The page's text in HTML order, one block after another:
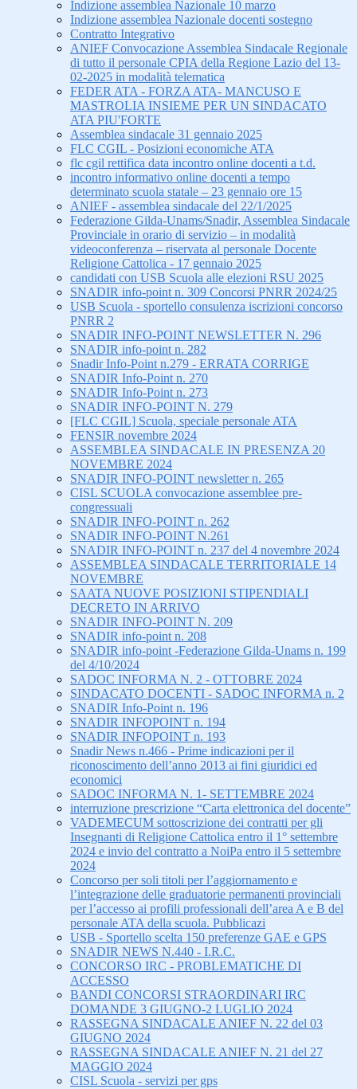
Indizione assemblea Nazionale 10 marzo
Indizione assemblea Nazionale docenti sostegno
Contratto Integrativo
ANIEF Convocazione Assemblea Sindacale Regionale
di tutto il personale CPIA della Regione Lazio del 13-
02-2025 in modalità telematica
FEDER ATA - FORZA ATA- MANCUSO E
MASTROLIA INSIEME PER UN SINDACATO
ATA PIU'FORTE
Assemblea sindacale 31 gennaio 2025
FLC CGIL - Posizioni economiche ATA
flc cgil rettifica data incontro online docenti a t.d.
incontro informativo online docenti a tempo
determinato scuola statale – 23 gennaio ore 15
ANIEF - assemblea sindacale del 22/1/2025
Federazione Gilda-Unams/Snadir, Assemblea Sindacale
Provinciale in orario di servizio – in modalità
videoconferenza – riservata al personale Docente
Religione Cattolica - 17 gennaio 2025
candidati con USB Scuola alle elezioni RSU 2025
SNADIR info-point n. 309 Concorsi PNRR 2024/25
USB Scuola - sportello consulenza iscrizioni concorso
PNRR 2
SNADIR INFO-POINT NEWSLETTER N. 296
SNADIR info-point n. 282
Snadir Info-Point n.279 - ERRATA CORRIGE
SNADIR Info-Point n. 270
SNADIR Info-Point n. 273
SNADIR INFO-POINT N. 279
[FLC CGIL] Scuola, speciale personale ATA
FENSIR novembre 2024
ASSEMBLEA SINDACALE IN PRESENZA 20
NOVEMBRE 2024
SNADIR INFO-POINT newsletter n. 265
CISL SCUOLA convocazione assemblee pre-
congressuali
SNADIR INFO-POINT n. 262
SNADIR INFO-POINT N.261
SNADIR INFO-POINT n. 237 del 4 novembre 2024
ASSEMBLEA SINDACALE TERRITORIALE 14
NOVEMBRE
SAATA NUOVE POSIZIONI STIPENDIALI
DECRETO IN ARRIVO
SNADIR INFO-POINT N. 209
SNADIR info-point n. 208
SNADIR info-point -Federazione Gilda-Unams n. 199
del 4/10/2024
SADOC INFORMA N. 2 - OTTOBRE 2024
SINDACATO DOCENTI - SADOC INFORMA n. 2
SNADIR Info-Point n. 196
SNADIR INFOPOINT n. 194
SNADIR INFOPOINT n. 193
Snadir News n.466 - Prime indicazioni per il
riconoscimento dell’anno 2013 ai fini giuridici ed
economici
SADOC INFORMA N. 1- SETTEMBRE 2024
interruzione prescrizione “Carta elettronica del docente”
VADEMECUM sottoscrizione dei contratti per gli
Insegnanti di Religione Cattolica entro il 1° settembre
2024 e invio del contratto a NoiPa entro il 5 settembre
2024
Concorso per soli titoli per l’aggiornamento e
l’integrazione delle graduatorie permanenti provinciali
per l’accesso ai profili professionali dell’area A e B del
personale ATA della scuola. Pubblicazi
USB - Sportello scelta 150 preferenze GAE e GPS
SNADIR NEWS N.440 - I.R.C.
CONCORSO IRC - PROBLEMATICHE DI
ACCESSO
BANDI CONCORSI STRAORDINARI IRC
DOMANDE 3 GIUGNO-2 LUGLIO 2024
RASSEGNA SINDACALE ANIEF N. 22 del 03
GIUGNO 2024
RASSEGNA SINDACALE ANIEF N. 21 del 27
MAGGIO 2024
CISL Scuola - servizi per gps